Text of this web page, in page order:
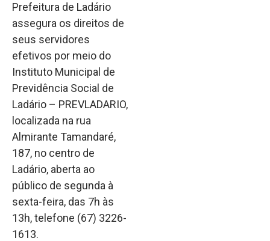
Prefeitura de Ladário
assegura os direitos de
seus servidores
efetivos por meio do
Instituto Municipal de
Previdência Social de
Ladário – PREVLADARIO,
localizada na rua
Almirante Tamandaré,
187, no centro de
Ladário, aberta ao
público de segunda à
sexta-feira, das 7h às
13h, telefone (67) 3226-
1613.